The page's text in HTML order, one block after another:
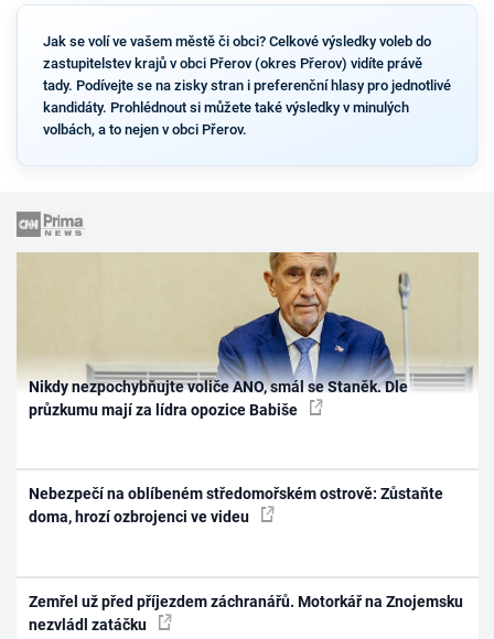
Jak se volí ve vašem městě či obci? Celkové výsledky voleb do
zastupitelstev krajů v obci Přerov (okres Přerov) vidíte právě
tady. Podívejte se na zisky stran i preferenční hlasy pro jednotlivé
kandidáty. Prohlédnout si můžete také výsledky v minulých
volbách, a to nejen v obci Přerov.
Nikdy nezpochybňujte voliče ANO, smál se Staněk. Dle
průzkumu mají za lídra opozice Babiše
Nebezpečí na oblíbeném středomořském ostrově: Zůstaňte
doma, hrozí ozbrojenci ve videu
Zemřel už před příjezdem záchranářů. Motorkář na Znojemsku
nezvládl zatáčku